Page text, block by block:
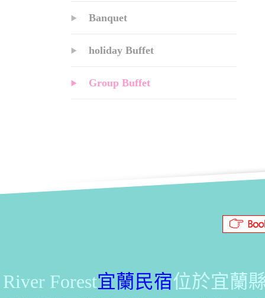
Banquet
holiday Buffet
Group Buffet
River Forest宜蘭民宿位於宜蘭